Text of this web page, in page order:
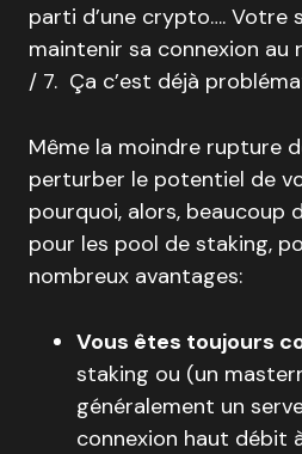
parti d’une crypto…. Votre
maintenir sa connexion au
/ 7. Ça c’est déjà
Même la moindre rupture
perturber le potentiel de
pourquoi, alors, beaucoup
pour les pool de staking,
nombreux avantages:
Vous êtes toujours
staking ou (un
généralement un
connexion haut débit